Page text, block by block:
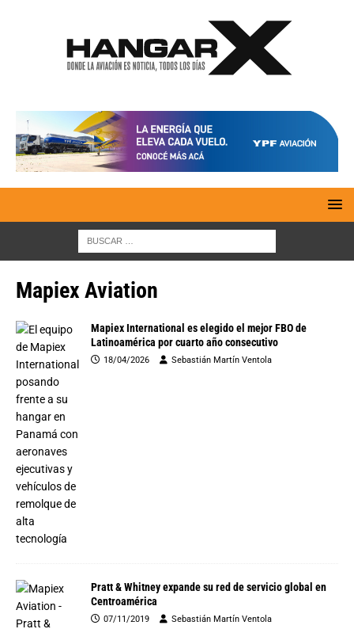
Mapiex Aviation
Mapiex International es elegido el mejor FBO de
Latinoamérica por cuarto año consecutivo
18/04/2026 Sebastián Martín Ventola
Pratt & Whitney expande su red de servicio global en
Centroamérica
07/11/2019 Sebastián Martín Ventola